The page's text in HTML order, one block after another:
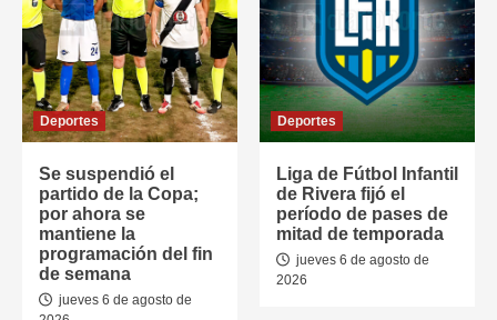
Deportes
Se suspendió el
partido de la Copa;
por ahora se
mantiene la
programación del fin
de semana
jueves 6 de agosto de
Deportes
Liga de Fútbol Infantil
de Rivera fijó el
período de pases de
mitad de temporada
jueves 6 de agosto de
2026